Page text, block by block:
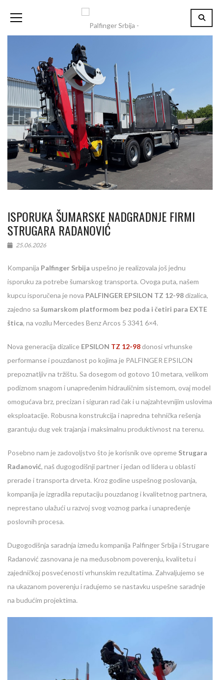
ISPORUKA ŠUMARSKE NADGRADNJE FIRMI
STRUGARA RADANOVIĆ
25.06.2026
Kompanija Palfinger Srbija uspešno je realizovala još jednu
isporuku za potrebe šumarskog transporta. Ovoga puta, našem
kupcu isporučena je nova PALFINGER EPSILON TZ 12-98 dizalica,
zajedno sa šumarskom platformom bez poda i četiri para EXTE
štica, na vozilu Mercedes Benz Arcos 5 3341 6×4.
Nova generacija dizalice EPSILON TZ 12-98 donosi vrhunske
performanse i pouzdanost po kojima je PALFINGER EPSILON
prepoznatljiv na tržištu. Sa dosegom od gotovo 10 metara, velikom
podiznom snagom i unapređenim hidrauličnim sistemom, ovaj model
omogućava brz, precizan i siguran rad čak i u najzahtevnijim uslovima
eksploatacije. Robusna konstrukcija i napredna tehnička rešenja
garantuju dug vek trajanja i maksimalnu produktivnost na terenu.
Posebno nam je zadovoljstvo što je korisnik ove opreme Strugara
Radanović, naš dugogodišnji partner i jedan od lidera u oblasti
prerade i transporta drveta. Kroz godine uspešnog poslovanja,
kompanija je izgradila reputaciju pouzdanog i kvalitetnog partnera,
neprestano ulažući u razvoj svog voznog parka i unapređenje
poslovnih procesa.
Dugogodišnja saradnja između kompanija Palfinger Srbija i Strugare
Radanović zasnovana je na međusobnom poverenju, kvalitetu i
zajedničkoj posvećenosti vrhunskim rezultatima. Zahvaljujemo se
na ukazanom poverenju i radujemo se nastavku uspešne saradnje
na budućim projektima.